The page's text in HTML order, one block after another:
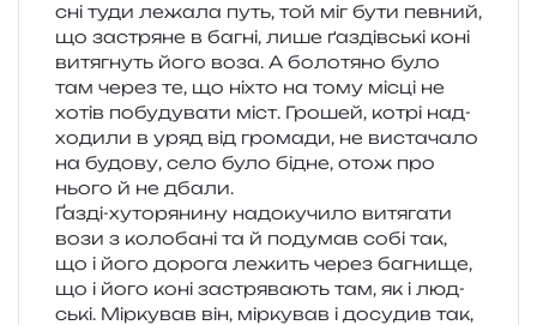
сні туди лежа­ла путь, той міг бути пев­ний,
що застря­не в багні, лише ґаздів­ські коні
витя­гнуть його воза. А боло­тя­но було
там через те, що ніхто на тому місці не
хотів побу­ду­ва­ти міст. Грошей, котрі над­
хо­ди­ли в уряд від гро­ма­ди, не виста­ча­ло
на будо­ву, село було бідне, отож про
нього й не дбали.
Ґазді-хуто­ря­ни­ну надо­ку­чи­ло витя­га­ти
вози з коло­ба­ні та й поду­мав собі так,
що і його доро­га лежить через багни­ще,
що і його коні застря­ва­ють там, як і люд­
ські. Міркував він, мір­ку­вав і досу­див так,